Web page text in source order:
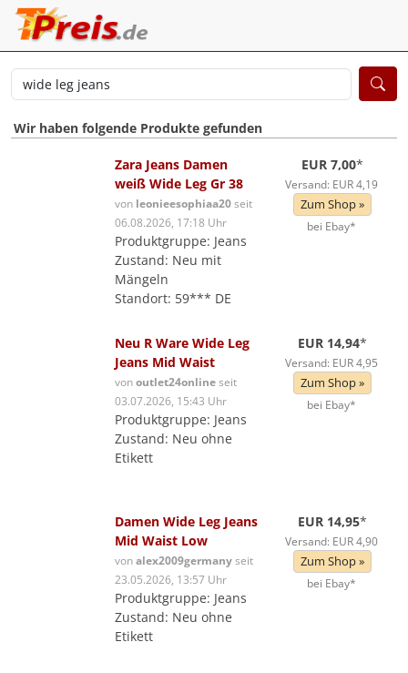
Wir haben folgende Produkte gefunden
Zara Jeans Damen
weiß Wide Leg Gr 38
von leonieesophiaa20seit
06.08.2026, 17:18 Uhr
Produktgruppe: Jeans
Zustand: Neu mit
Mängeln
Standort: 59*** DE
EUR 7,00*
Versand: EUR 4,19
Zum Shop »
bei Ebay*
Neu R Ware Wide Leg
Jeans Mid Waist
vonoutlet24onlineseit
03.07.2026, 15:43 Uhr
Produktgruppe: Jeans
Zustand: Neu ohne
Etikett
EUR 14,94*
Versand: EUR 4,95
Zum Shop »
bei Ebay*
Damen Wide Leg Jeans
Mid Waist Low
vonalex2009germanyseit
23.05.2026, 13:57 Uhr
Produktgruppe: Jeans
Zustand: Neu ohne
Etikett
EUR 14,95*
Versand: EUR 4,90
Zum Shop »
bei Ebay*